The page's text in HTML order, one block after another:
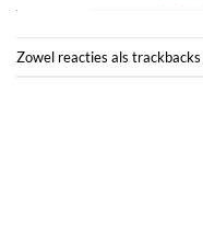
Zowel reacties als